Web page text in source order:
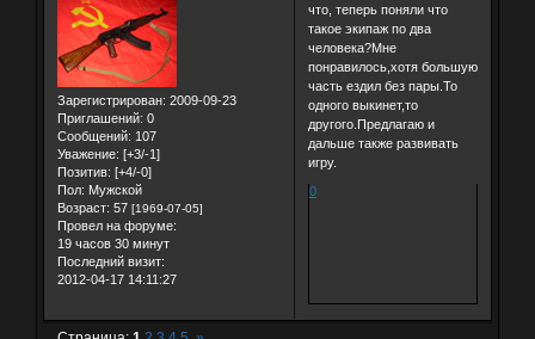
Зарегистрирован: 2009-09-23
Приглашений: 0
Сообщений: 107
Уважение: [+3/-1]
Позитив: [+4/-0]
Пол: Мужской
Возраст: 57 [1969-07-05]
Провел на форуме:
19 часов 30 минут
Последний визит:
2012-04-17 14:11:27
что, теперь поняли что
такое экипаж по два
человека?Мне
понравилось,хотя большую
часть ездил без пары.То
одного выкинет,то
другого.Предлагаю и
дальше также развивать
игру.
0